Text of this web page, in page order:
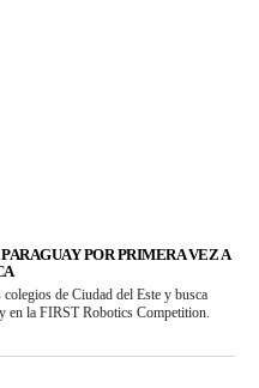
POR PRIMERA VEZ A
de Ciudad del Este y busca
en la FIRST Robotics Competition.